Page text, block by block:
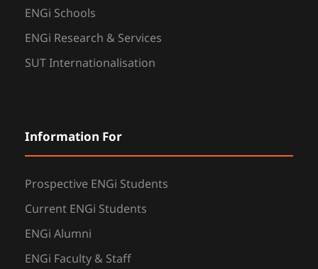
ENGi Schools
ENGi Research & Services
SUT Internationalisation
Information For
Prospective ENGi Students
Current ENGi Students
ENGi Alumni
ENGi Faculty & Staff